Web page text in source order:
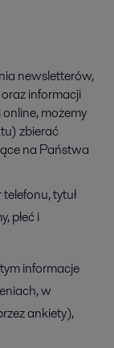
newsletterów,
informacji
możemy
zbierać
na Państwa
tytuł
płeć i
informacje
w
ankiety),